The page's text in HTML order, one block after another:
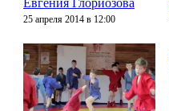
25 апреля 2014 в 12:00